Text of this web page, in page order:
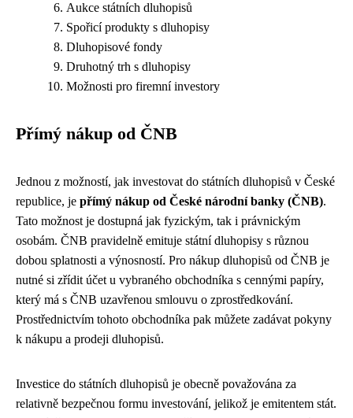
Aukce státních dluhopisů
Spořicí produkty s dluhopisy
Dluhopisové fondy
Druhotný trh s dluhopisy
Možnosti pro firemní investory
Přímý nákup od ČNB
Jednou z možností, jak investovat do státních dluhopisů v České
republice, je přímý nákup od České národní banky (ČNB).
Tato možnost je dostupná jak fyzickým, tak i právnickým
osobám. ČNB pravidelně emituje státní dluhopisy s různou
dobou splatnosti a výnosností. Pro nákup dluhopisů od ČNB je
nutné si zřídit účet u vybraného obchodníka s cennými papíry,
který má s ČNB uzavřenou smlouvu o zprostředkování.
Prostřednictvím tohoto obchodníka pak můžete zadávat pokyny
k nákupu a prodeji dluhopisů.
Investice do státních dluhopisů je obecně považována za
relativně bezpečnou formu investování, jelikož je emitentem stát.